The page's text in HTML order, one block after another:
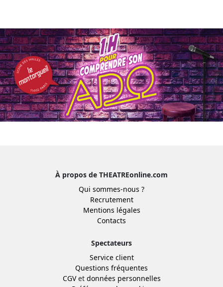
À propos de THEATREonline.com
Qui sommes-nous ?
Recrutement
Mentions légales
Contacts
Spectateurs
Service client
Questions fréquentes
CGVet données personnelles